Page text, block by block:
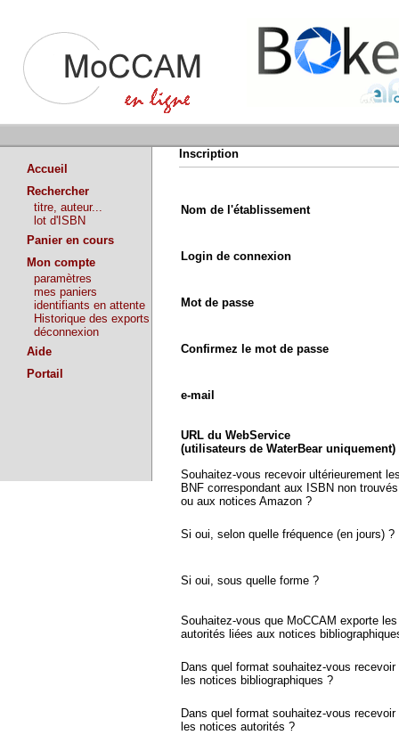
Accueil
Rechercher
titre, auteur...
lot d'ISBN
Panier en cours
Mon compte
paramètres
mes paniers
identifiants en attente
Historique des exports
déconnexion
Aide
Portail
Inscription
Nom de l'établissement
Login de connexion
Mot de passe
Confirmez le mot de passe
e-mail
URL du WebService
(utilisateurs de WaterBear uniquement)
Souhaitez-vous recevoir ultérieurement
BNF correspondant aux ISBN non trouvés
ou aux notices Amazon ?
Si oui, selon quelle fréquence (en jours) ?
Si oui, sous quelle forme ?
Souhaitez-vous que MoCCAM exporte
autorités liées aux notices
Dans quel format souhaitez-vous recevoir
les notices bibliographiques ?
Dans quel format souhaitez-vous recevoir
les notices autorités ?